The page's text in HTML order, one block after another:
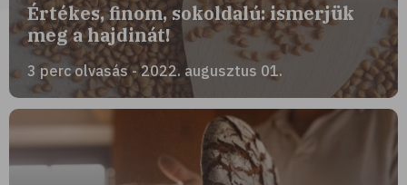
Értékes, finom, sokoldalú: ismerjük
meg a hajdinát!
3 perc olvasás - 2022. augusztus 01.